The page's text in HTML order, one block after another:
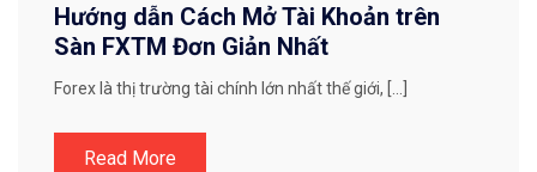
Hướng dẫn Cách Mở Tài Khoản trên
Sàn FXTM Đơn Giản Nhất
Forex là thị trường tài chính lớn nhất thế giới, […]
Read More